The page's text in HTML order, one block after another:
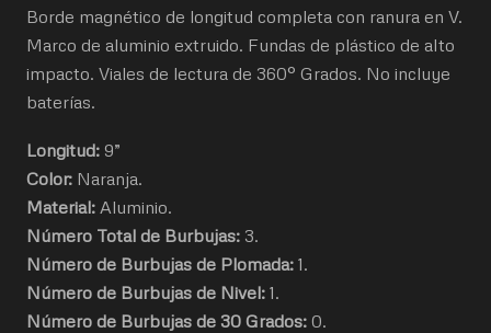
Borde magnético de longitud completa con ranura en V.
Marco de aluminio extruido. Fundas de plástico de alto
impacto. Viales de lectura de 360° Grados. No incluye
baterías.
Longitud: 9”
Color: Naranja.
Material: Aluminio.
Número Total de Burbujas: 3.
Número de Burbujas de Plomada: 1.
Número de Burbujas de Nivel: 1.
Número de Burbujas de 30 Grados: 0.